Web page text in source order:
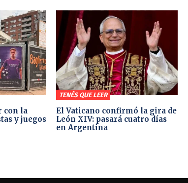
con la
y juegos
TENÉS QUE LEER
El Vaticano confirmó la gira de
León XIV: pasará cuatro días
en Argentina